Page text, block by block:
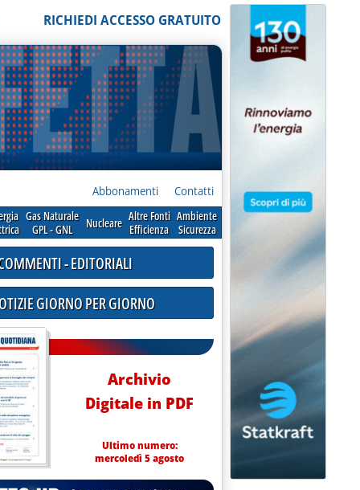
RICHIEDI ACCESSO GRATUITO
Abbonamenti Contatti
Gas Naturale
GPL - GNL
Nucleare Altre Fonti
Efficienza
Ambiente
Sicurezza
- EDITORIALI
GIORNO PER GIORNO
Archivio
Digitale in PDF
Ultimo numero:
mercoledì 5 agosto